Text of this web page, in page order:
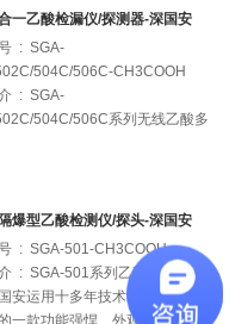
网平台。
参数气体检测仪表；产品可根据
，检测量程不限；内置一体化真
以直接泵吸采样；12-30V供电，
线监测，超标自动声光报警，还
置继电器自动联动设备，排除险
一乙酸检漏仪/探测器-深国安
: SGA-
504C/506C-CH3COOH
: SGA-
504C/506C系列无线乙酸多
气体检测仪表；产品无需布线，
，都可通过深国安物联网平台的
或手机APP客户端实时查看、
出监测数据。还可绑定个人微
爆型乙酸检测仪/探头-深国安
: SGA-501-CH3COOH
: SGA-501系列乙酸气体检测
安运用十多年技术经验，自主研
一款功能强悍、外观新颖、品质